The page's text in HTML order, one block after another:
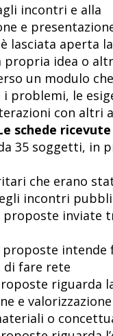
incontri e alla
e
lasciata aperta
propria idea o
un modulo
i problemi, le
con altri
schede
35 soggetti, in
che erano
incontri
proposte inviate
proposte
di fare rete
riguarda
e
o